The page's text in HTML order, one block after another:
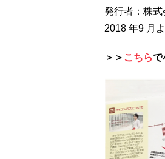
発⾏者：株
2018 年9 ⽉
＞＞ こちらで